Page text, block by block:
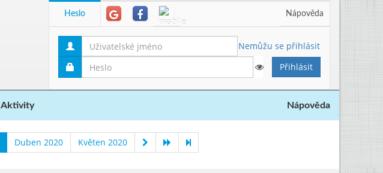
Heslo Nápověda
Nemůžu se přihlásit
Aktivity Nápověda
Duben 2020 Květen 2020